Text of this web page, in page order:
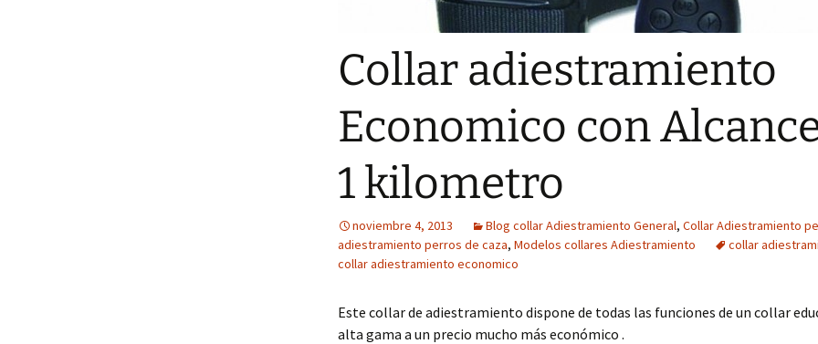
Collar adiestramiento
Economico con
1 kilometro
noviembre 4, 2013 Blog collar Adiestramiento General, Collar Adiestramiento
adiestramiento perros de caza, Modelos collares Adiestramiento collar
collar adiestramiento economico
Este collar de adiestramiento dispone de todas las funciones de un collar
alta gama a un precio mucho más económico .